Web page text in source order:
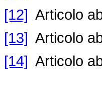
[12] Articolo
[13] Articolo
[14] Articolo